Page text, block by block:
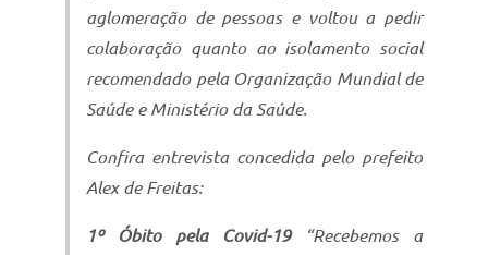
aglomeração de pessoas e voltou a pedir
colaboração quanto ao isolamento social
recomendado pela Organização Mundial de
Saúde e Ministério da Saúde.
Confira entrevista concedida pelo prefeito
Alex de Freitas:
1º Óbito pela Covid-19“Recebemos a